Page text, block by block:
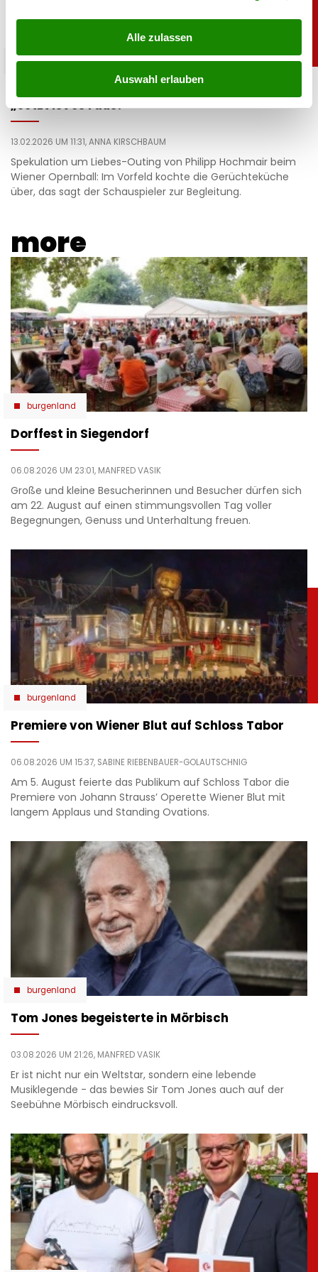
Alle zulassen
Auswahl erlauben
promitalk
Hochmair zu Liebesauftritt am Opernball:
„Jetzt ist es raus!”
13.02.2026 UM 11:31,ANNA KIRSCHBAUM
Spekulation um Liebes-Outing von Philipp Hochmair beim
Wiener Opernball: Im Vorfeld kochte die Gerüchteküche
über, das sagt der Schauspieler zur Begleitung.
more
burgenland
Dorffest in Siegendorf
06.08.2026 UM 23:01, MANFRED VASIK
Große und kleine Besucherinnen und Besucher dürfen sich
am 22. August auf einen stimmungsvollen Tag voller
Begegnungen, Genuss und Unterhaltung freuen.
burgenland
Premiere von Wiener Blut auf Schloss Tabor
06.08.2026 UM 15:37, SABINE RIEBENBAUER-GOLAUTSCHNIG
Am 5. August feierte das Publikum auf Schloss Tabor die
Premiere von Johann Strauss’ Operette Wiener Blut mit
langem Applaus und Standing Ovations.
burgenland
Tom Jones begeisterte in Mörbisch
03.08.2026 UM 21:26, MANFRED VASIK
Er ist nicht nur ein Weltstar, sondern eine lebende
Musiklegende - das bewies Sir Tom Jones auch auf der
Seebühne Mörbisch eindrucksvoll.